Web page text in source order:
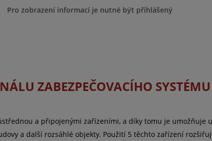
Pro zobrazení informací je nutné být přihlášený
ZABEZPEČOVACÍHO
a připojenými zařízeními, a díky tomu je umožňuje
a další rozsáhlé objekty. Použití 5 těchto zařízení